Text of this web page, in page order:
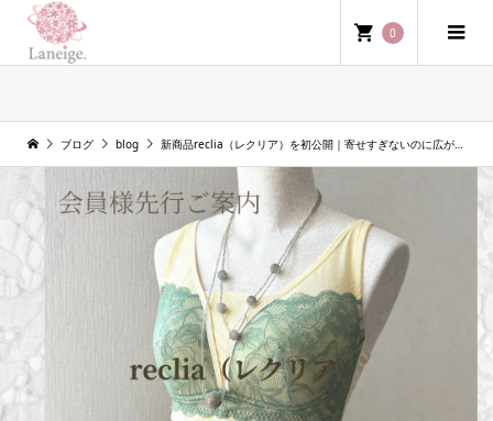
0
ブログ blog 新商品reclia（レクリア）を初公開｜寄せすぎないのに広がらない新しいブラジャー